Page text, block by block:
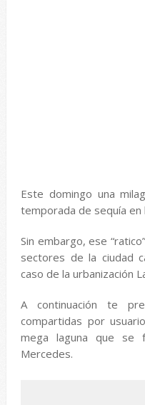
Este domingo una
temporada de sequía en
Sin embargo, ese
sectores de la ciudad
caso de la urbanización
A continuación te
compartidas por
mega laguna que se
Mercedes.